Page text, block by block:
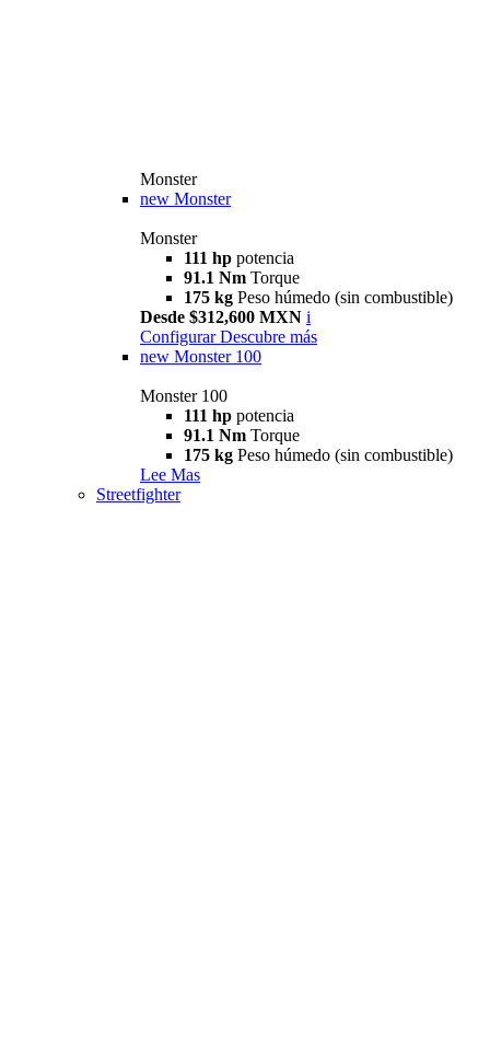
Monster
new Monster
Monster
111 hp potencia
91.1 Nm Torque
175 kg Peso húmedo (sin combustible)
Desde $312,600 MXN i
Configurar Descubre más
new Monster 100
Monster 100
111 hp potencia
91.1 Nm Torque
175 kg Peso húmedo (sin combustible)
Lee Mas
Streetfighter